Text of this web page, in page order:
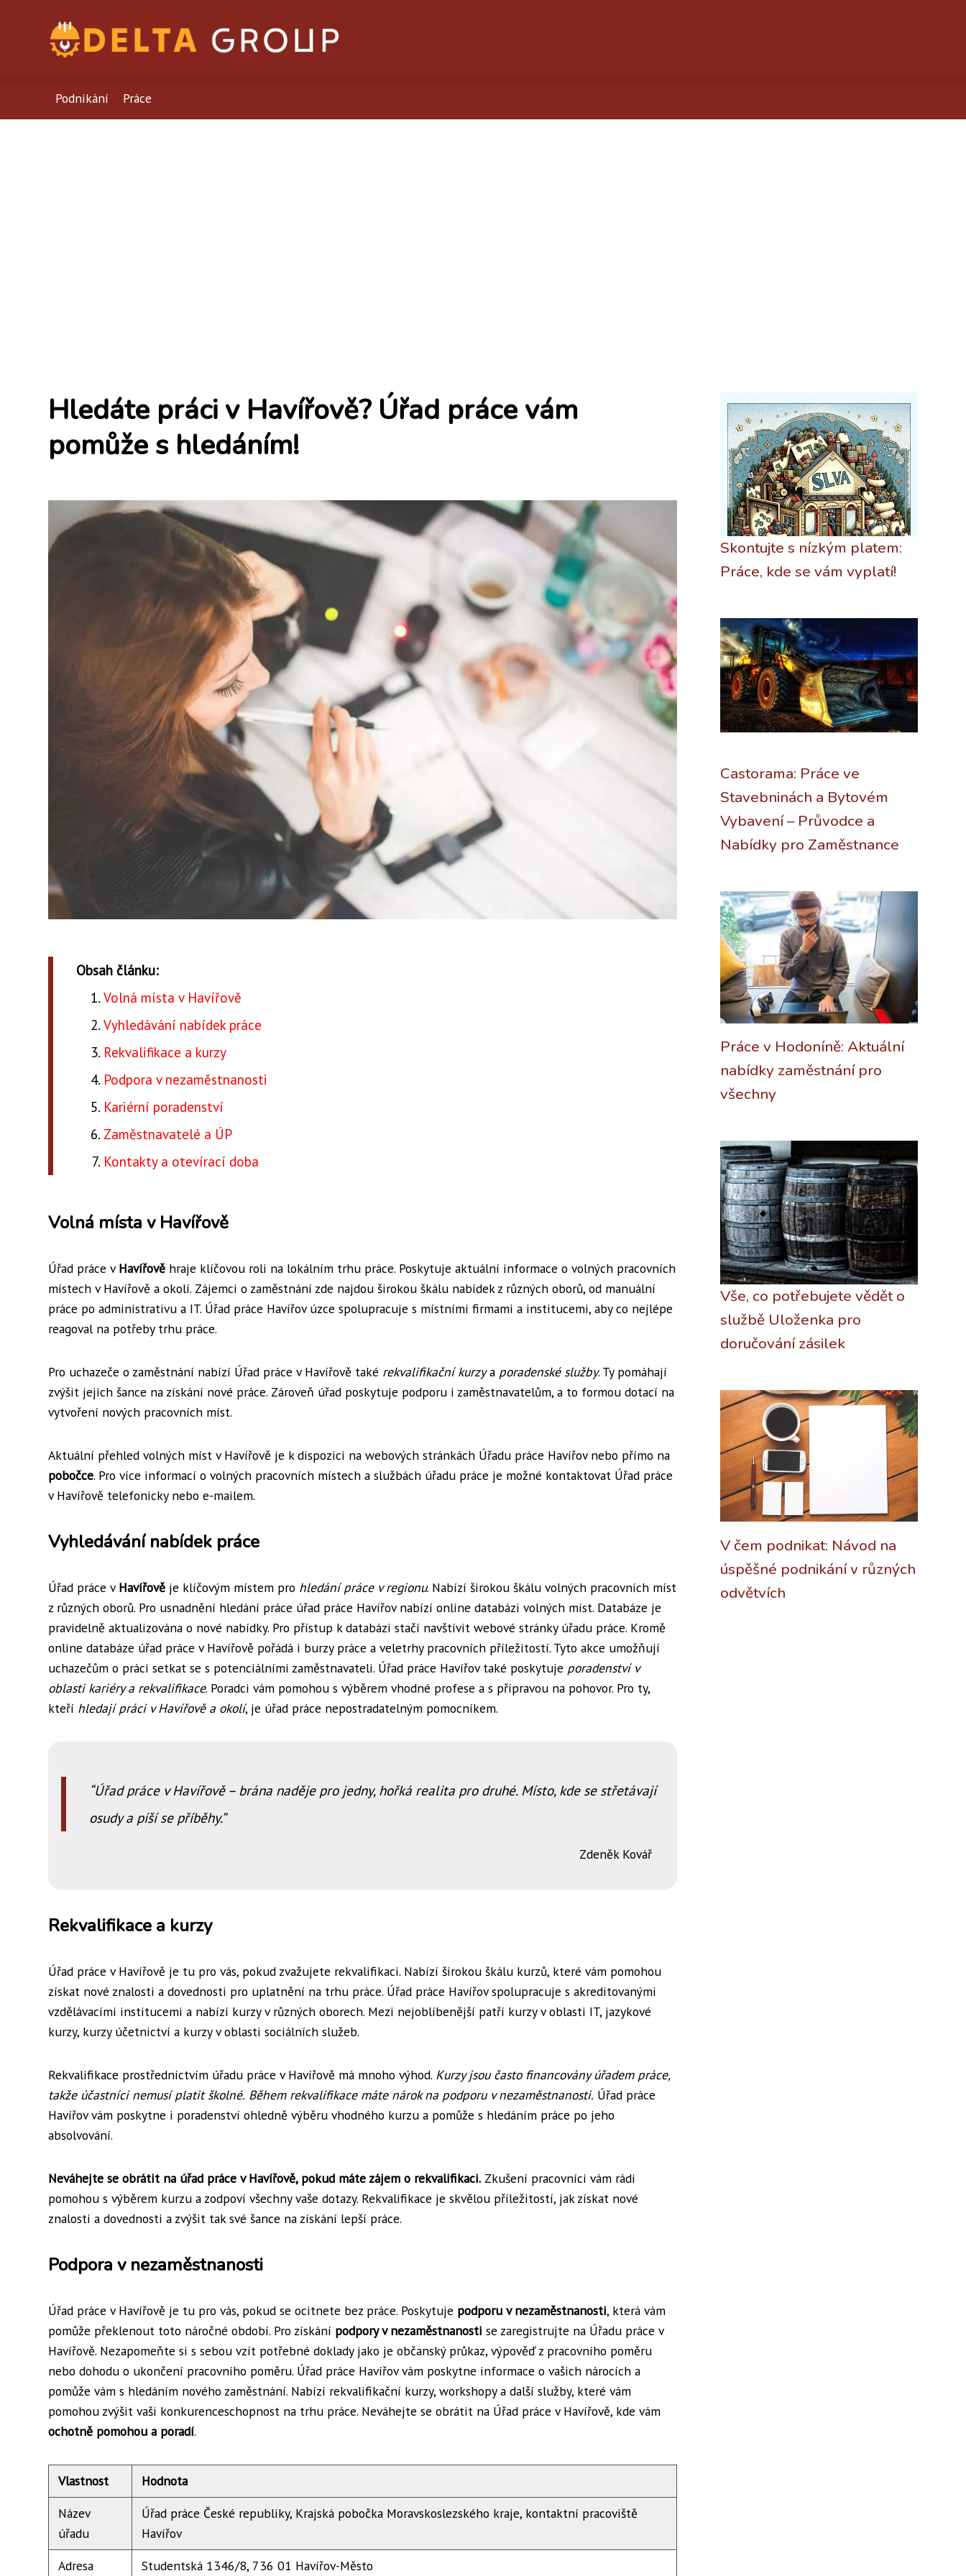
Podnikání Práce
Hledáte práci v Havířově? Úřad práce vám
pomůže s hledáním!
Obsah článku:
Volná místa v Havířově
Vyhledávání nabídek práce
Rekvalifikace a kurzy
Podpora v nezaměstnanosti
Kariérní poradenství
Zaměstnavatelé a ÚP
Kontakty a otevírací doba
Volná místa v Havířově
Úřad práce vHavířově hraje klíčovou roli na lokálním trhu práce. Poskytuje aktuální informace o volných pracovních
místech v Havířově a okolí. Zájemci o zaměstnání zde najdou širokou škálu nabídek z různých oborů, od manuální
práce po administrativu a IT. Úřad práce Havířov úzce spolupracuje s místními firmami a institucemi, aby co nejlépe
reagoval na potřeby trhu práce.
Pro uchazeče o zaměstnání nabízí Úřad práce v Havířově také rekvalifikační kurzya poradenské služby. Ty pomáhají
zvýšit jejich šance na získání nové práce. Zároveň úřad poskytuje podporu i zaměstnavatelům, a to formou dotací na
vytvoření nových pracovních míst.
Aktuální přehled volných míst v Havířově je k dispozici na webových stránkách Úřadu práce Havířov nebo přímo na
pobočce. Pro více informací o volných pracovních místech a službách úřadu práce je možné kontaktovat Úřad práce
v Havířově telefonicky nebo e-mailem.
Vyhledávání nabídek práce
Úřad práce vHavířově je klíčovým místem pro hledání práce v regionu. Nabízí širokou škálu volných pracovních míst
z různých oborů. Pro usnadnění hledání práce úřad práce Havířov nabízí online databázi volných míst. Databáze je
pravidelně aktualizována o nové nabídky. Pro přístup k databázi stačí navštívit webové stránky úřadu práce. Kromě
online databáze úřad práce v Havířově pořádá i burzy práce a veletrhy pracovních příležitostí. Tyto akce umožňují
uchazečům o práci setkat se s potenciálními zaměstnavateli. Úřad práce Havířov také poskytuje poradenství v
oblasti kariéry a rekvalifikace. Poradci vám pomohou s výběrem vhodné profese a s přípravou na pohovor. Pro ty,
kteří hledají práci v Havířově a okolí, je úřad práce nepostradatelným pomocníkem.
Úřad práce v Havířově – brána naděje pro jedny, hořká realita pro druhé. Místo, kde se střetávají
osudy a píší se příběhy.
Zdeněk Kovář
Rekvalifikace a kurzy
Úřad práce v Havířově je tu pro vás, pokud zvažujete rekvalifikaci. Nabízí širokou škálu kurzů, které vám pomohou
získat nové znalosti a dovednosti pro uplatnění na trhu práce. Úřad práce Havířov spolupracuje s akreditovanými
vzdělávacími institucemi a nabízí kurzy v různých oborech. Mezi nejoblíbenější patří kurzy v oblasti IT, jazykové
kurzy, kurzy účetnictví a kurzy v oblasti sociálních služeb.
Rekvalifikace prostřednictvím úřadu práce v Havířově má mnoho výhod. Kurzy jsou často financovány úřadem práce,
takže účastníci nemusí platit školné. Během rekvalifikace máte nárok na podporu v nezaměstnanosti. Úřad práce
Havířov vám poskytne i poradenství ohledně výběru vhodného kurzu a pomůže s hledáním práce po jeho
absolvování.
Neváhejte se obrátit na úřad práce v Havířově, pokud máte zájem o rekvalifikaci. Zkušení pracovníci vám rádi
pomohou s výběrem kurzu a zodpoví všechny vaše dotazy. Rekvalifikace je skvělou příležitostí, jak získat nové
znalosti a dovednosti a zvýšit tak své šance na získání lepší práce.
Podpora v nezaměstnanosti
Úřad práce v Havířově je tu pro vás, pokud se ocitnete bez práce. Poskytuje podporu v nezaměstnanosti, která vám
pomůže překlenout toto náročné období. Pro získání podpory v nezaměstnanosti se zaregistrujte na Úřadu práce v
Havířově. Nezapomeňte si s sebou vzít potřebné doklady jako je občanský průkaz, výpověď z pracovního poměru
nebo dohodu o ukončení pracovního poměru. Úřad práce Havířov vám poskytne informace o vašich nárocích a
pomůže vám s hledáním nového zaměstnání. Nabízí rekvalifikační kurzy, workshopy a další služby, které vám
pomohou zvýšit vaši konkurenceschopnost na trhu práce. Neváhejte se obrátit na Úřad práce v Havířově, kde vám
ochotně pomohou a poradí.
Vlastnost
Hodnota
Název
úřadu
Úřad práce České republiky, Krajská pobočka Moravskoslezského kraje, kontaktní pracoviště
Havířov
Adresa
Studentská 1346/8, 736 01 Havířov-Město
Skontujte s nízkým platem:
Práce, kde se vám vyplatí!
Castorama: Práce ve
Stavebninách a Bytovém
Vybavení – Průvodce a
Nabídky pro Zaměstnance
Práce v Hodoníně: Aktuální
nabídky zaměstnání pro
všechny
Vše, co potřebujete vědět o
službě Uloženka pro
doručování zásilek
V čem podnikat: Návod na
úspěšné podnikání v různých
odvětvích